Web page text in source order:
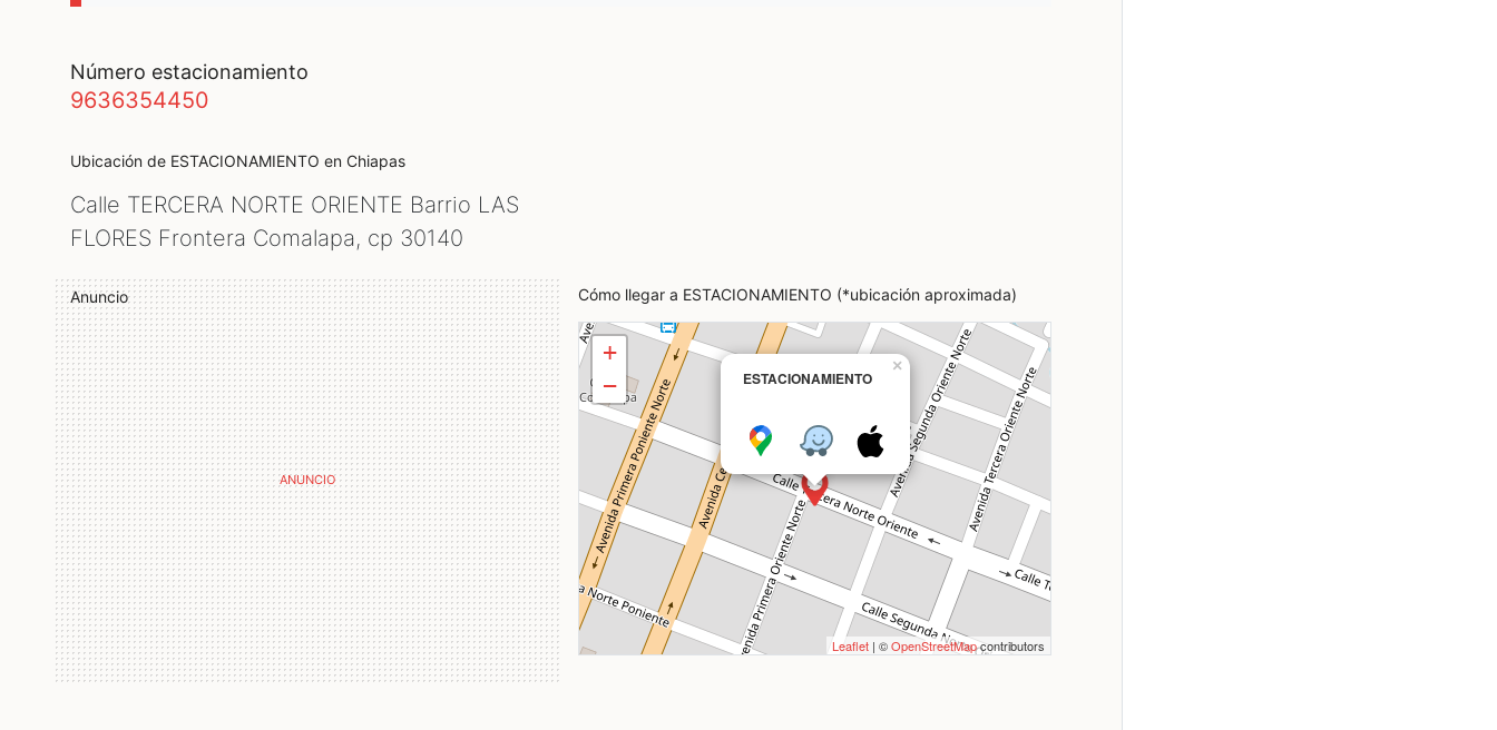
número estacionamiento
9636354450
Ubicación de ESTACIONAMIENTO en Chiapas
Calle TERCERA NORTE ORIENTE Barrio LAS
FLORES Frontera Comalapa, cp 30140
Anuncio Cómo llegar a ESTACIONAMIENTO (*ubicación aproximada)
ESTACIONAMIENTO
×
+
−
Leaflet | ©OpenStreetMapcontributors